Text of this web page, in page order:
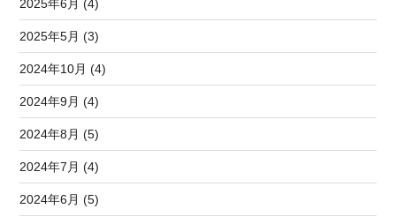
2025年6月 (4)
2025年5月 (3)
2024年10月 (4)
2024年9月 (4)
2024年8月 (5)
2024年7月 (4)
2024年6月 (5)